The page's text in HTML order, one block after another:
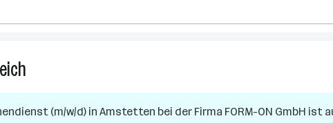
in
(m/w/d) in Amstetten bei der Firma FORM-ON GmbH ist